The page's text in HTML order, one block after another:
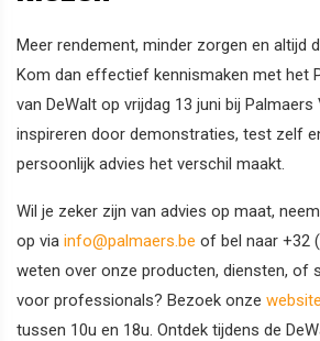
Meer rendement, minder zorgen en altijd
Kom dan effectief kennismaken met het
van DeWalt op vrijdag 13 juni bij Palmaers
inspireren door demonstraties, test zelf
persoonlijk advies het verschil maakt.
Wil je zeker zijn van advies op maat,
op via info@palmaers.be of bel naar +32
weten over onze producten, diensten, of
voor professionals? Bezoek onze website
tussen 10u en 18u. Ontdek tijdens de